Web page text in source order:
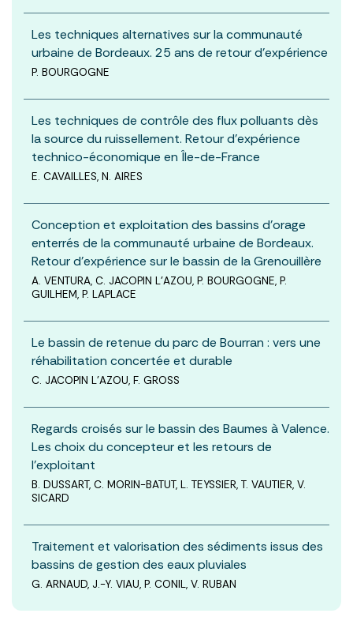
Les techniques alternatives sur la communauté
urbaine de Bordeaux. 25 ans de retour d’expérience
P. BOURGOGNE
Les techniques de contrôle des flux polluants dès
la source du ruissellement. Retour d’expérience
technico-économique en Île-de-France
E. CAVAILLES, N. AIRES
Conception et exploitation des bassins d’orage
enterrés de la communauté urbaine de Bordeaux.
Retour d’expérience sur le bassin de la Grenouillère
A. VENTURA, C. JACOPIN L’AZOU, P. BOURGOGNE, P.
GUILHEM, P. LAPLACE
Le bassin de retenue du parc de Bourran : vers une
réhabilitation concertée et durable
C. JACOPIN L’AZOU, F. GROSS
Regards croisés sur le bassin des Baumes à Valence.
Les choix du concepteur et les retours de
l’exploitant
B. DUSSART, C. MORIN-BATUT, L. TEYSSIER, T. VAUTIER, V.
SICARD
Traitement et valorisation des sédiments issus des
bassins de gestion des eaux pluviales
G. ARNAUD, J.-Y. VIAU, P. CONIL, V. RUBAN